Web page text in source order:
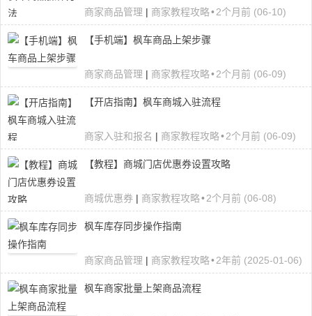
商家商品管理 | 商家教程攻略•2个月前 (06-10)
【手机端】枫车商品上架步骤
商家商品管理 | 商家教程攻略•2个月前 (06-09)
【开店指南】枫车商城入驻流程
商家入驻和报名 | 商家教程攻略•2个月前 (06-09)
【教程】商城门店优惠券设置攻略
商城优惠券 | 商家教程攻略•2个月前 (06-08)
枫车库存同步操作指南
商家商品管理 | 商家教程攻略•2年前 (2025-01-06)
枫车商家批量上架商品流程